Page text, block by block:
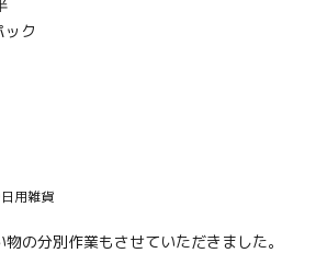
ク
用雑貨
の分別作業もさせていただきました。